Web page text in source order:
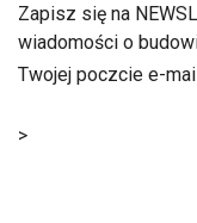
Zapisz się na
wiadomości o
Twojej poczcie e-
>